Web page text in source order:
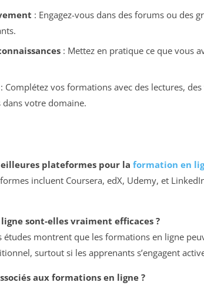
: Engagez-vous dans des forums ou des
: Mettez en pratique ce que vous
Complétez vos formations avec des lectures,
votre domaine.
plateformes pour la formation en
incluent Coursera, edX, Udemy, et
sont-elles vraiment efficaces ?
études montrent que les formations en ligne
surtout si les apprenants s’engagent
aux formations en ligne ?